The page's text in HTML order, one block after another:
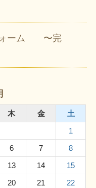
ォーム 〜完
木 金
土
1
6 7
8
13 14
15
20 21
22